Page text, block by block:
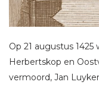
Op 21 augustus
Herbertskop en
vermoord, Jan